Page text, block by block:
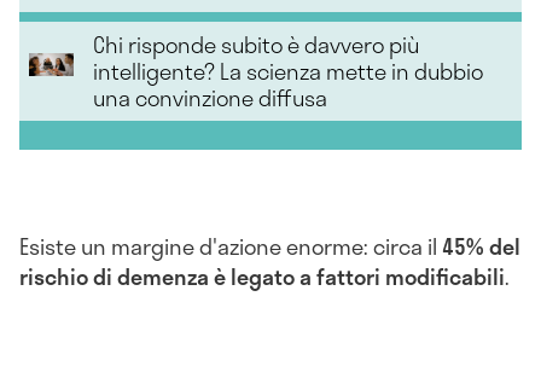
Chi risponde subito è davvero più
intelligente? La scienza mette in dubbio
una convinzione diffusa
Esiste un margine d'azione enorme: circa il 45% del
rischio di demenza è legato a fattori modificabili.